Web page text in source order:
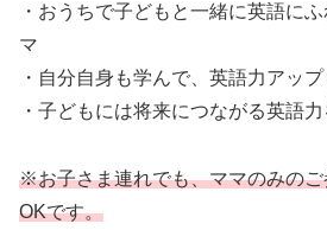
・おうちで子どもと一緒に英語に
マ
・自分自身も学んで、英語力アッ
・子どもには将来につながる英語
※お子さま連れでも、ママのみの
OKです。